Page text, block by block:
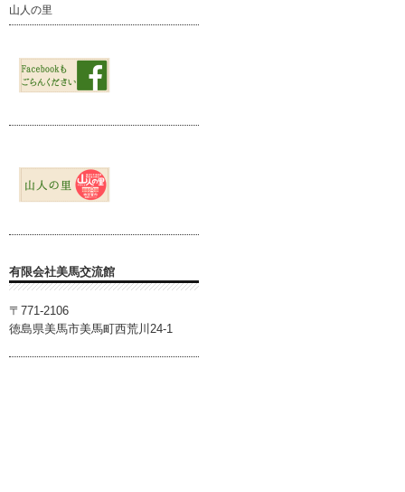
山人の里
有限会社美馬交流館
〒771-2106
徳島県美馬市美馬町西荒川24-1